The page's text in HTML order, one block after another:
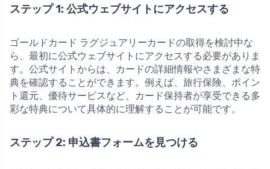
ステップ 1: 公式ウェブサイトにアクセスする
ゴールドカード ラグジュアリーカードの取得を検討中な
ら、最初に公式ウェブサイトにアクセスする必要がありま
す。公式サイトからは、カードの詳細情報やさまざまな特
典を確認することができます。例えば、旅行保険、ポイン
ト還元、優待サービスなど、カード保持者が享受できる多
彩な特典について具体的に理解することが可能です。
ステップ 2: 申込書フォームを見つける